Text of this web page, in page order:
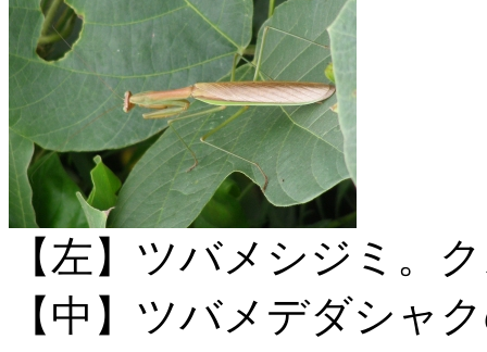
【左】ツバメシジミ。
【中】ツバメデダシャ